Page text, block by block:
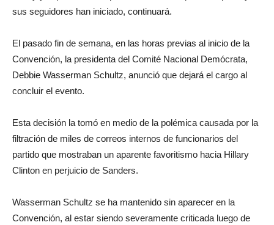
sus seguidores han iniciado, continuará.
El pasado fin de semana, en las horas previas al inicio de la
Convención, la presidenta del Comité Nacional Demócrata,
Debbie Wasserman Schultz, anunció que dejará el cargo al
concluir el evento.
Esta decisión la tomó en medio de la polémica causada por la
filtración de miles de correos internos de funcionarios del
partido que mostraban un aparente favoritismo hacia Hillary
Clinton en perjuicio de Sanders.
Wasserman Schultz se ha mantenido sin aparecer en la
Convención, al estar siendo severamente criticada luego de